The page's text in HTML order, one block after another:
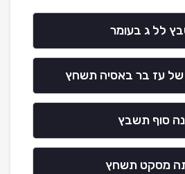
לל ג בעומר
של עז בר באסיה תשחץ
סוף תשבץ
מסקט תשחץ